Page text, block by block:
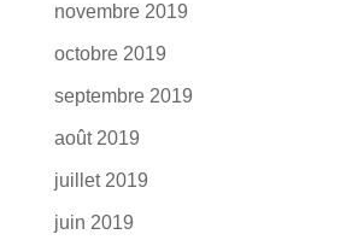
novembre 2019
octobre 2019
septembre 2019
août 2019
juillet 2019
juin 2019